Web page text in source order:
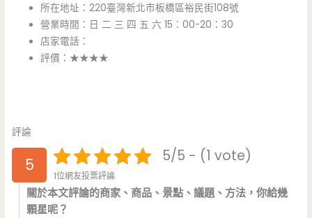
所在地址：220臺灣新北市板橋區裕民街108號
營業時間：日 二 三 四 五 六 15：00-20：30
店家電話：
評價：★★★★
評論
5 5/5 - (1 vote)
1位網友投票評論
關於本文評論的商家、商品、景點、議題、方法，你給幾
顆星呢？